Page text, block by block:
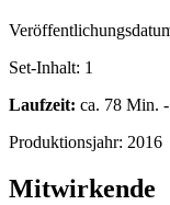
Set-Inhalt: 1
Laufzeit: ca. 78 Min.
Produktionsjahr: 2016
Mitwirkende